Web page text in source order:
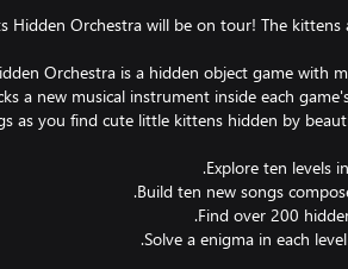
Orchestra is a hidden object game with
a new musical instrument inside each